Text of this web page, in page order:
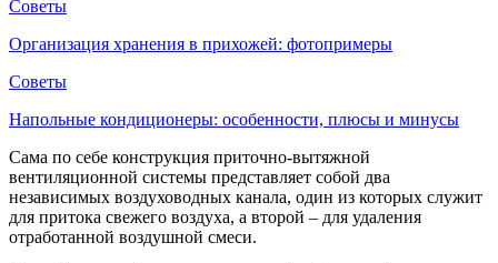
Советы
Организация хранения в прихожей: фотопримеры
Советы
Напольные кондиционеры: особенности, плюсы и минусы
Сама по себе конструкция приточно-вытяжной
вентиляционной системы представляет собой два
независимых воздуховодных канала, один из которых служит
для притока свежего воздуха, а второй – для удаления
отработанной воздушной смеси.